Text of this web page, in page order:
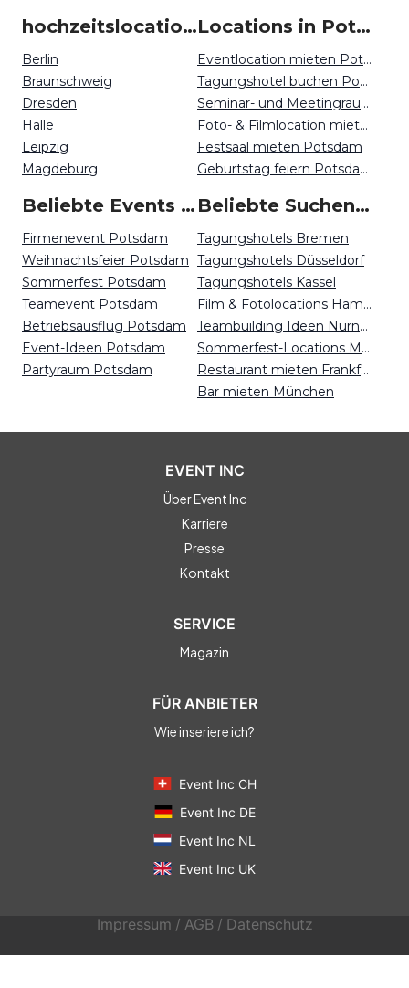
hochzeitslocation um Potsdam
Berlin
Braunschweig
Dresden
Halle
Leipzig
Magdeburg
Locations in Potsdam mieten
Eventlocation mieten Potsdam
Tagungshotel buchen Potsdam
Seminar- und Meetingraum mieten Potsdam
Foto- & Filmlocation mieten Potsdam
Festsaal mieten Potsdam
Geburtstag feiern Potsdam
Beliebte Events in Potsdam
Firmenevent Potsdam
Weihnachtsfeier Potsdam
Sommerfest Potsdam
Teamevent Potsdam
Betriebsausflug Potsdam
Event-Ideen Potsdam
Partyraum Potsdam
Beliebte Suchen auf Event Inc
Tagungshotels Bremen
Tagungshotels Düsseldorf
Tagungshotels Kassel
Film & Fotolocations Hamburg
Teambuilding Ideen Nürnberg
Sommerfest-Locations Magdeburg
Restaurant mieten Frankfurt
Bar mieten München
EVENT INC
Über Event Inc
Karriere
Presse
Kontakt
SERVICE
Magazin
FÜR ANBIETER
Wie inseriere ich?
Event Inc CH
Event Inc DE
Event Inc NL
Event Inc UK
Impressum / AGB / Datenschutz